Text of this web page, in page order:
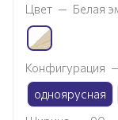
Цвет — Белая
Конфигурация
одноярусная